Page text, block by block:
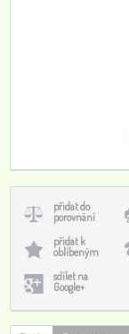
přidat do
porovnání
přidat k
oblíbeným
sdílet na
Google+